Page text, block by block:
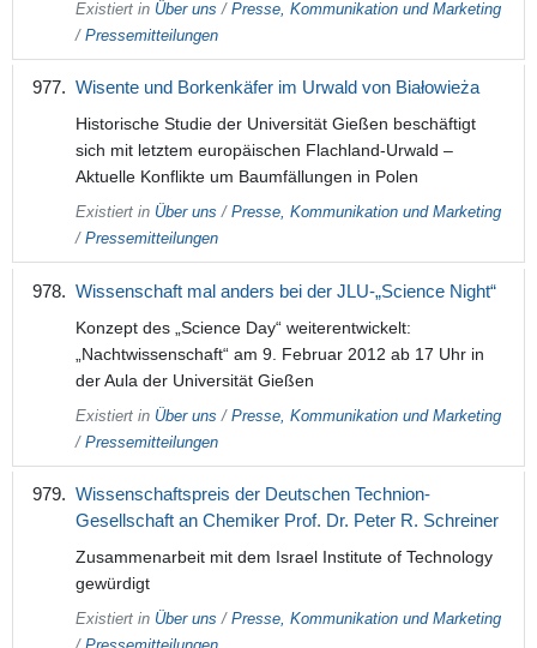
Existiert in Über uns / Presse, Kommunikation und Marketing
/ Pressemitteilungen
Wisente und Borkenkäfer im Urwald von Białowieża
Historische Studie der Universität Gießen beschäftigt
sich mit letztem europäischen Flachland-Urwald –
Aktuelle Konflikte um Baumfällungen in Polen
Existiert in Über uns / Presse, Kommunikation und Marketing
/ Pressemitteilungen
Wissenschaft mal anders bei der JLU-„Science Night“
Konzept des „Science Day“ weiterentwickelt:
„Nachtwissenschaft“ am 9. Februar 2012 ab 17 Uhr in
der Aula der Universität Gießen
Existiert in Über uns / Presse, Kommunikation und Marketing
/ Pressemitteilungen
Wissenschaftspreis der Deutschen Technion-
Gesellschaft an Chemiker Prof. Dr. Peter R. Schreiner
Zusammenarbeit mit dem Israel Institute of Technology
gewürdigt
Existiert in Über uns / Presse, Kommunikation und Marketing